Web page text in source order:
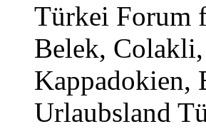
Türkei Forum
Belek,
Kappadokien,
Urlaubsland